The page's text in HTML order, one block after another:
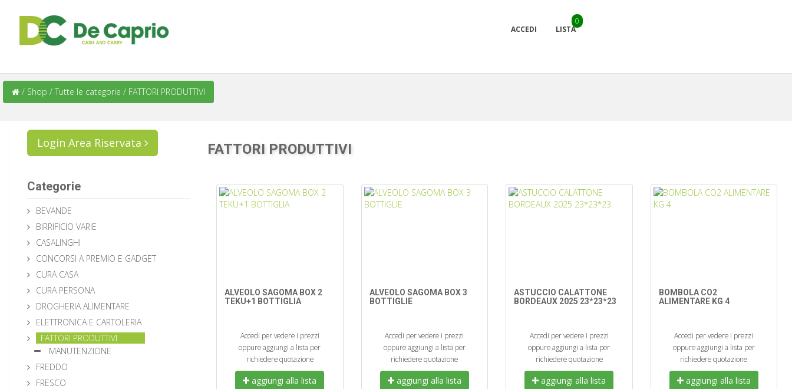
ACCEDI LISTA
0
/ Shop / Tutte le categorie / FATTORI PRODUTTIVI
Login Area Riservata
Categorie
BEVANDE
BIRRIFICIO VARIE
CASALINGHI
CONCORSI A PREMIO E GADGET
CURA CASA
CURA PERSONA
DROGHERIA ALIMENTARE
ELETTRONICA E CARTOLERIA
FATTORI PRODUTTIVI
MANUTENZIONE
FREDDO
FRESCO
FATTORI PRODUTTIVI
ALVEOLO SAGOMA BOX 2
TEKU+1 BOTTIGLIA
Accedi per vedere i prezzi
oppure aggiungi a lista per
richiedere quotazione
aggiungi alla lista
ALVEOLO SAGOMA BOX 3
BOTTIGLIE
Accedi per vedere i prezzi
oppure aggiungi a lista per
richiedere quotazione
aggiungi alla lista
ASTUCCIO CALATTONE
BORDEAUX 2025 23*23*23
Accedi per vedere i prezzi
oppure aggiungi a lista per
richiedere quotazione
aggiungi alla lista
BOMBOLA CO2
ALIMENTARE KG 4
Accedi per vedere i prezzi
oppure aggiungi a lista per
richiedere quotazione
aggiungi alla lista